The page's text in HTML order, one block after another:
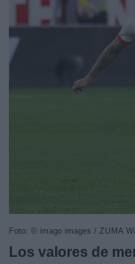
Foto: © imago images / ZUMA
Los valores de